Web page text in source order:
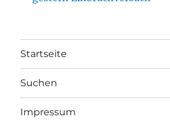
Startseite
Suchen
Impressum